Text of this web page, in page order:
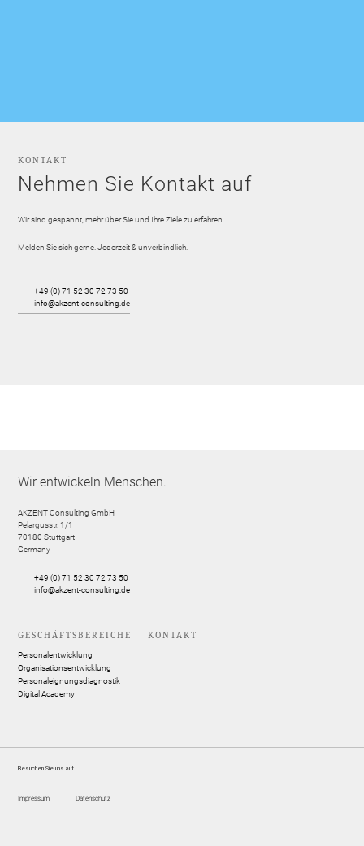
KONTAKT
Nehmen Sie Kontakt auf
Wir sind gespannt, mehr über Sie und Ihre Ziele zu erfahren.
Melden Sie sich gerne. Jederzeit & unverbindlich.
+49 (0) 71 52 30 72 73 50
info@akzent-consulting.de
Wir entwickeln Menschen.
AKZENT Consulting GmbH
Pelargusstr. 1/1
70180 Stuttgart
Germany
+49 (0) 71 52 30 72 73 50
info@akzent-consulting.de
GESCHÄFTSBEREICHE
Personalentwicklung
Organisationsentwicklung
Personaleignungsdiagnostik
Digital Academy
KONTAKT
Besuchen Sie uns auf
Impressum Datenschutz